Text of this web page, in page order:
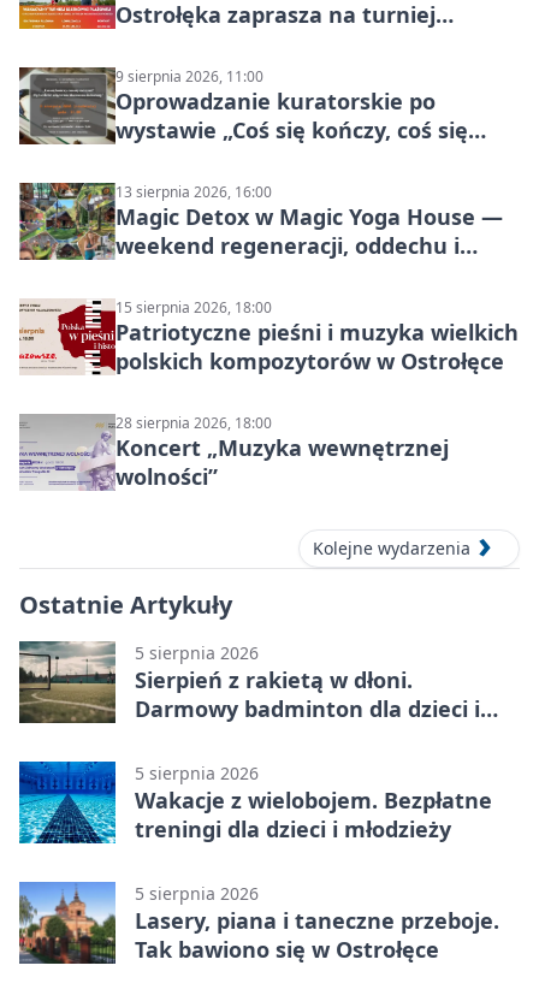
Ostrołęka zaprasza na turniej
9 sierpnia 2026, 11:00
Oprowadzanie kuratorskie po
wystawie „Coś się kończy, coś się
Mazowsza do Korony”
13 sierpnia 2026, 16:00
Magic Detox w Magic Yoga House —
weekend regeneracji, oddechu i
15 sierpnia 2026, 18:00
Patriotyczne pieśni i muzyka wielkich
polskich kompozytorów w Ostrołęce
28 sierpnia 2026, 18:00
Koncert „Muzyka wewnętrznej
wolności”
Kolejne wydarzenia
Ostatnie Artykuły
5 sierpnia 2026
Sierpień z rakietą w dłoni.
Darmowy badminton dla dzieci i
5 sierpnia 2026
Wakacje z wielobojem. Bezpłatne
treningi dla dzieci i młodzieży
5 sierpnia 2026
Lasery, piana i taneczne przeboje.
Tak bawiono się w Ostrołęce